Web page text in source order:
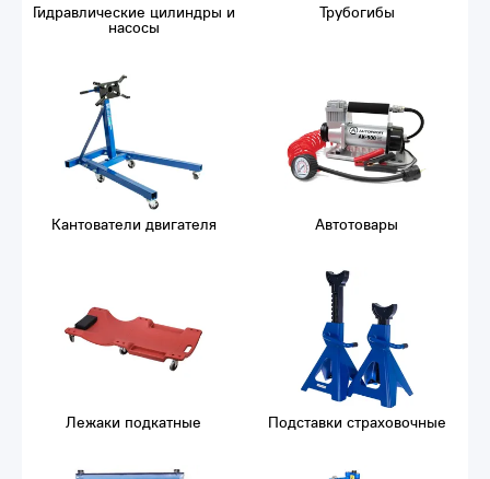
Гидравлические цилиндры и
насосы
Трубогибы
Кантователи двигателя Автотовары
Лежаки подкатные Подставки страховочные